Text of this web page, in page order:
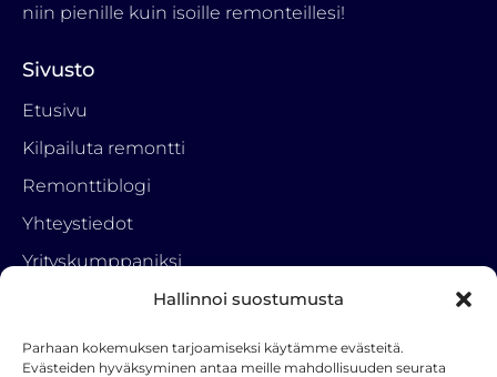
Hallinnoi suostumusta
Parhaan kokemuksen tarjoamiseksi käytämme evästeitä.
Evästeiden hyväksyminen antaa meille mahdollisuuden seurata
niin pienille kuin isoille remonteillesi!
Sivusto
Etusivu
Kilpailuta remontti
Remonttiblogi
Yhteystiedot
Yrityskumppaniksi